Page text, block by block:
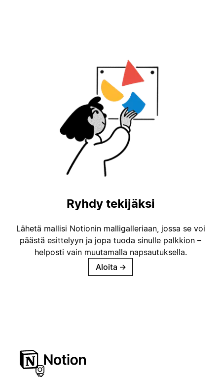
Ryhdy tekijäksi
Lähetä mallisi Notionin malligalleriaan, jossa se voi
päästä esittelyyn ja jopa tuoda sinulle palkkion –
helposti vain muutamalla napsautuksella.
Aloita →